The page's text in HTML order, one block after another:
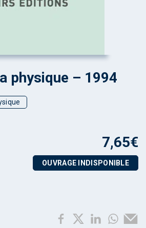
physique – 1994
7,65€
OUVRAGE INDISPONIBLE